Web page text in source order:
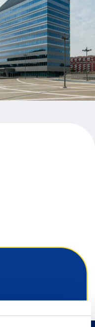
a te e parla con